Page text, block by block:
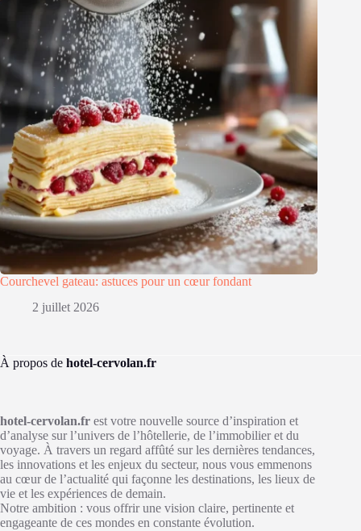
Courchevel gateau: astuces pour un cœur fondant
2 juillet 2026
À propos de hotel-cervolan.fr
hotel-cervolan.fr est votre nouvelle source d’inspiration et
d’analyse sur l’univers de l’hôtellerie, de l’immobilier et du
voyage. À travers un regard affûté sur les dernières tendances,
les innovations et les enjeux du secteur, nous vous emmenons
au cœur de l’actualité qui façonne les destinations, les lieux de
vie et les expériences de demain.
Notre ambition : vous offrir une vision claire, pertinente et
engageante de ces mondes en constante évolution.